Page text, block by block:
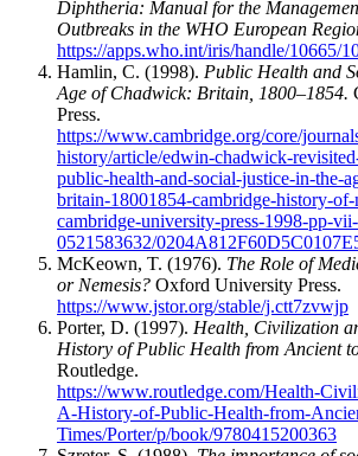
Diphtheria: Manual for the
Outbreaks in the WHO European
https://apps.who.int/iris/handle/10665/
Hamlin, C. (1998). Public Health and
Age of Chadwick: Britain, 1800–1854.
Press.
https://www.cambridge.org/core/
history/article/edwin-chadwick-
public-health-and-social-justice-in-the-
britain-18001854-cambridge-history-of-
cambridge-university-press-1998-pp-
0521583632/
McKeown, T. (1976). The Role of
or Nemesis? Oxford University Press.
https://www.jstor.org/stable/j.ctt7zvwjp
Porter, D. (1997). Health, Civilization
History of Public Health from Ancient
Routledge.
https://www.routledge.com/Health-
A-History-of-Public-Health-from-
Times/Porter/p/book/9780415200363